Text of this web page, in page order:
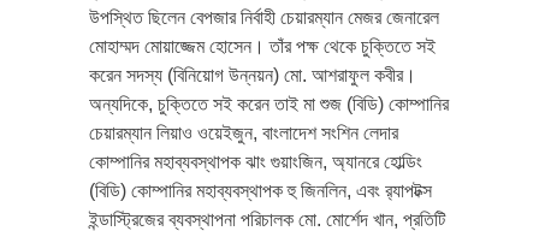
উপস্থিত ছিলেন বেপজার নির্বাহী চেয়ারম্যান মেজর জেনারেল
মোহাম্মদ মোয়াজ্জেম হোসেন। তাঁর পক্ষ থেকে চুক্তিতে সই
করেন সদস্য (বিনিয়োগ উন্নয়ন) মো. আশরাফুল কবীর।
অন্যদিকে, চুক্তিতে সই করেন তাই মা শুজ (বিডি) কোম্পানির
চেয়ারম্যান লিয়াও ওয়েইজুন, বাংলাদেশ সংশিন লেদার
কোম্পানির মহাব্যবস্থাপক ঝাং গুয়াংজিন, অ্যানরে হোল্ডিং
(বিডি) কোম্পানির মহাব্যবস্থাপক হু জিনলিন, এবং র‌্যাপটক্স
ইন্ডাস্ট্রিজের ব্যবস্থাপনা পরিচালক মো. মোর্শেদ খান, প্রতিটি